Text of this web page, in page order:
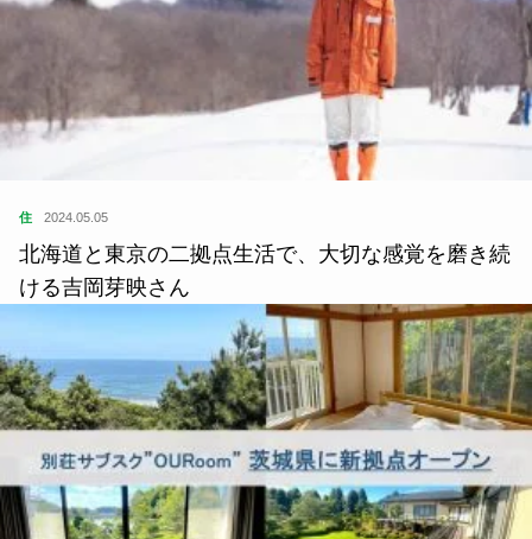
住 2024.05.05
北海道と東京の二拠点生活で、大切な感覚を磨き続
ける吉岡芽映さん